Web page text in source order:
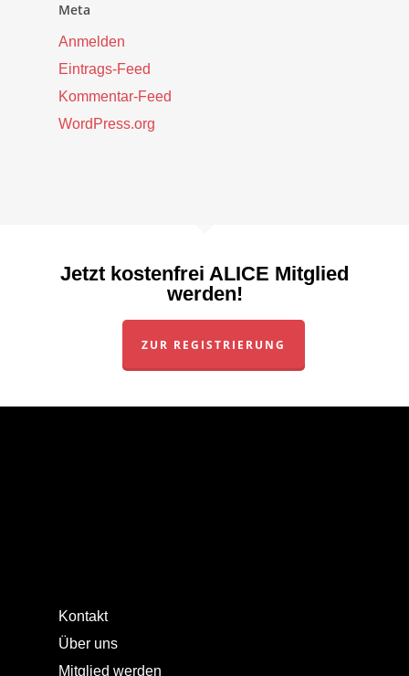
Meta
Anmelden
Eintrags-Feed
Kommentar-Feed
WordPress.org
Jetzt kostenfrei ALICE Mitglied
werden!
ZUR REGISTRIERUNG
Kontakt
Über uns
Mitglied werden